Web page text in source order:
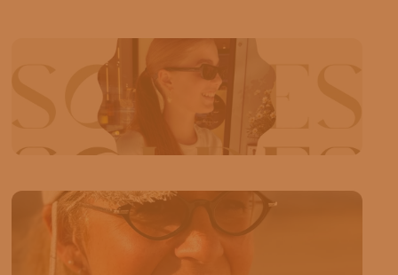
✨ LES SOLDES SONT LÀ ! ✨ C’est le moment
de vous faire plaisir avec une sélection de
pièces de grandes maisons à prix réduits. 🤍 🔥
lieu de 400 € (−50 %) 2. Gucci : 176 € au lieu de
352 € (−50 %) 3. Saint Laurent : 237,60 € au
lieu de 396 € (−40 %) 4. Jacquemus : 200 € au
lieu de 286 € (−30 %) 5. Gucci : 210 € au lieu de
Le plus beau filtre ? Le soleil couchant. 🌅